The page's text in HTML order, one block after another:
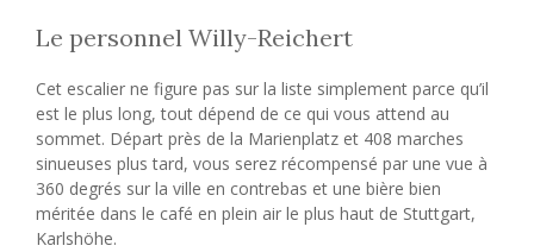
Le personnel Willy-Reichert
Cet escalier ne figure pas sur la liste simplement parce qu’il
est le plus long, tout dépend de ce qui vous attend au
sommet. Départ près de la Marienplatz et 408 marches
sinueuses plus tard, vous serez récompensé par une vue à
360 degrés sur la ville en contrebas et une bière bien
méritée dans le café en plein air le plus haut de Stuttgart,
Karlshöhe.